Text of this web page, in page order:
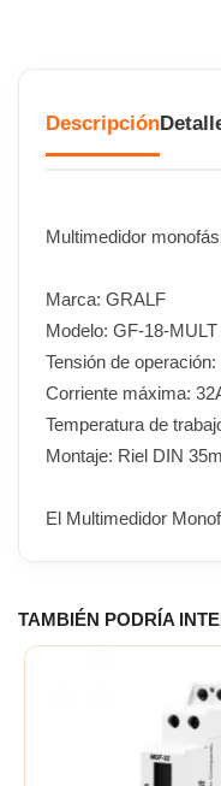
Descripción
Multimedidor
Marca: GRALF
Modelo: GF-18-MULT
Tensión de
Corriente máxima:
Temperatura de
Montaje: Riel DIN
El Multimedidor
TAMBIÉN PODRÍA